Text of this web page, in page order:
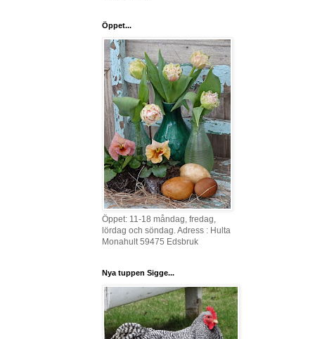
Öppet...
Öppet: 11-18 måndag, fredag,
lördag och söndag. Adress : Hulta
Monahult 59475 Edsbruk
Nya tuppen Sigge...